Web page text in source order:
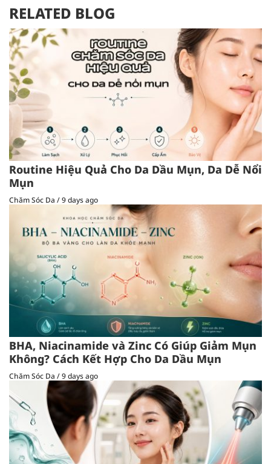
RELATED BLOG
Routine Hiệu Quả Cho Da Dầu Mụn, Da Dễ Nổi
Mụn
Chăm Sóc Da /9 days ago
BHA, Niacinamide và Zinc Có Giúp Giảm Mụn
Không? Cách Kết Hợp Cho Da Dầu Mụn
Chăm Sóc Da /9 days ago